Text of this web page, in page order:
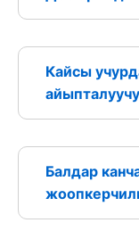
Кайсы
Балдар